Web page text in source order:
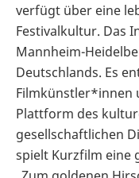
verfügt über eine
Festivalkultur. Das
Mannheim-
Deutschlands. Es
Filmkünstler*innen
Plattform des
gesellschaftlichen
spielt Kurzfilm eine